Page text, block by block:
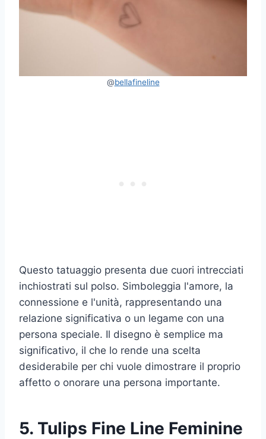
@bellafineline
Questo tatuaggio presenta due cuori intrecciati
inchiostrati sul polso. Simboleggia l'amore, la
connessione e l'unità, rappresentando una
relazione significativa o un legame con una
persona speciale. Il disegno è semplice ma
significativo, il che lo rende una scelta
desiderabile per chi vuole dimostrare il proprio
affetto o onorare una persona importante.
5. Tulips Fine Line Feminine